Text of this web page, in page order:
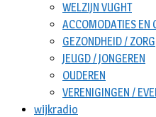
WELZIJN VUGHT
ACCOMODATIES EN
GEZONDHEID / ZORG
JEUGD / JONGEREN
OUDEREN
VERENIGINGEN /
wijkradio